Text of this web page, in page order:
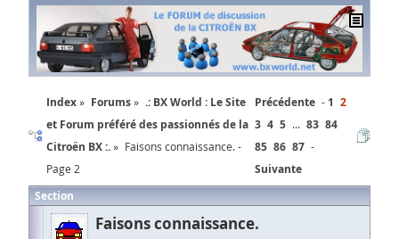
Index Forums
.: BX World : Le Site
et Forum préféré des passionnés de la
Citroën BX :.
Faisons connaissance. -
Page 2
Précédente 1 2
3 4 5 ... 83 84
85 86 87
Suivante
Section
Faisons connaissance.